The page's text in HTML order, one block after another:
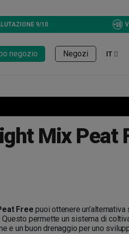
9/10
negozio Negozi IT
Mix Peat
Free puoi ottenere
permette un sistema di
e un buon drenaggio per uno